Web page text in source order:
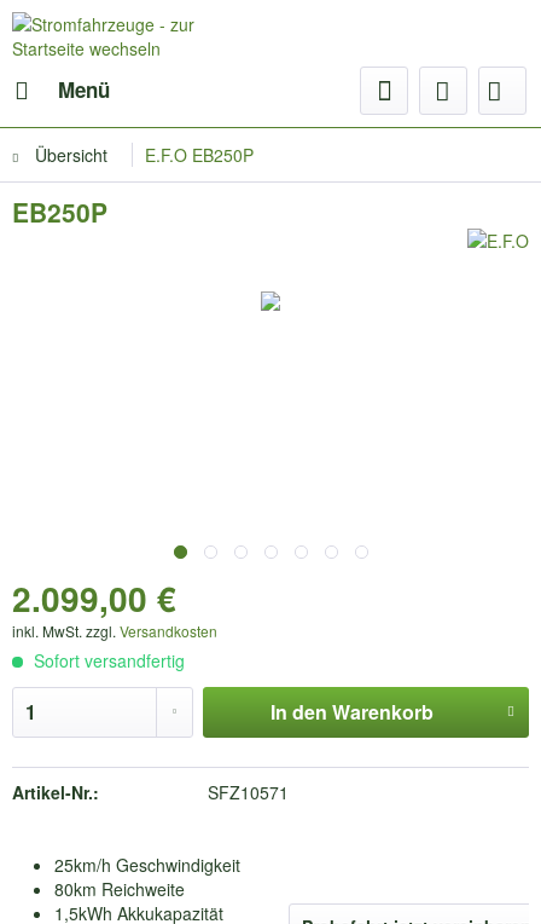
Menü
Übersicht E.F.O EB250P
EB250P
2.099,00 €
inkl. MwSt. zzgl. Versandkosten
Sofort versandfertig
In den Warenkorb
Artikel-Nr.: SFZ10571
25km/h Geschwindigkeit
80km Reichweite
1,5kWh Akkukapazität